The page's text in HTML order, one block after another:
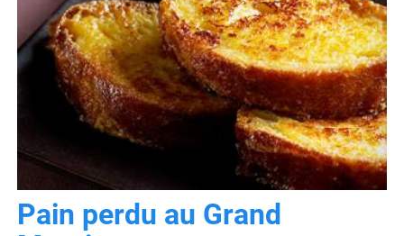
Pain perdu au Grand